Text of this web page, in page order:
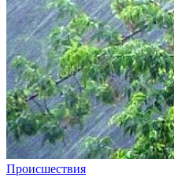
Происшествия